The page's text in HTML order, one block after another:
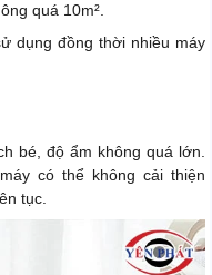
quá 10m².
dụng đồng thời nhiều máy
bé, độ ẩm không quá lớn.
có thể không cải thiện
tục.